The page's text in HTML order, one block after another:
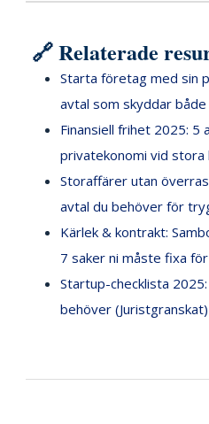
🔗 Relaterade
Starta företag med sin
avtal som skyddar
Finansiell frihet 2025: 5
privatekonomi vid stora
Storaffärer utan
avtal du behöver för
Kärlek & kontrakt:
7 saker ni måste fixa
Startup-checklista
behöver (Juristgranskat)